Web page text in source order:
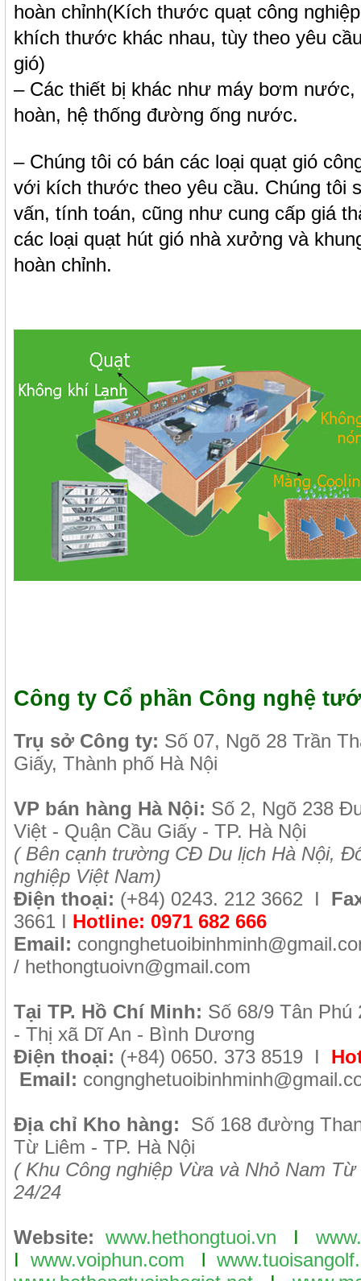
hoàn chỉnh(Kích thước quạt công
khích thước khác nhau, tùy theo yêu
gió)
– Các thiết bị khác như máy bơm
hoàn, hệ thống đường ống nước.
– Chúng tôi có bán các loại quạt gió
với kích thước theo yêu cầu. Chúng tôi
vấn, tính toán, cũng như cung cấp giá
các loại quạt hút gió nhà xưởng và
hoàn chỉnh.
Công ty Cổ phần Công nghệ
Trụ sở Công ty: Số 07, Ngõ 28 Trần
Giấy, Thành phố Hà Nội
VP bán hàng Hà Nội: Số 2, Ngõ 238
Việt - Quận Cầu Giấy - TP. Hà Nội
( Bên cạnh trường CĐ Du lịch Hà Nội,
nghiệp Việt Nam)
Điện thoại: (+84) 0243. 212 3662 I
3661 I Hotline: 0971 682 666
Email:
/ hethongtuoivn@gmail.com
Tại TP. Hồ Chí Minh: Số 68/9 Tân
- Thị xã Dĩ An - Bình Dương
Điện thoại: (+84) 0650. 373 8519 I
Email:
Địa chỉ Kho hàng: Số 168 đường
Từ Liêm - TP. Hà Nội
( Khu Công nghiệp Vừa và Nhỏ Nam
24/24
Website: www.hethongtuoi.vn I
I www.voiphun.com l www.tuoisangolf.